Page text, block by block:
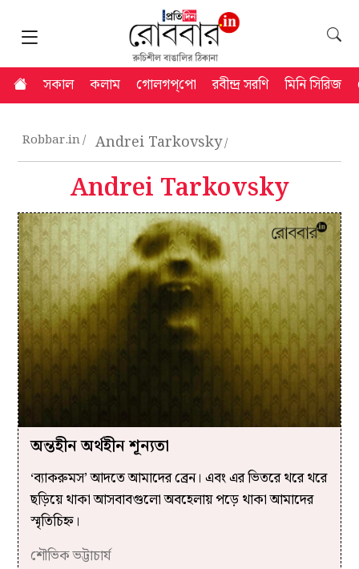
সকাল কলাম গোলগপ্‌পো রবীন্দ্র সরণি মিনি সিরিজ
Robbar.in Andrei Tarkovsky
Andrei Tarkovsky
অন্তহীন অর্থহীন শূন্যতা
‘ব্যাকরুমস’ আদতে আমাদের ব্রেন। এবং এর ভিতরে থরে থরে
ছড়িয়ে থাকা আসবাবগুলো অবহেলায় পড়ে থাকা আমাদের
স্মৃতিচিহ্ন।
শৌভিক ভট্টাচার্য